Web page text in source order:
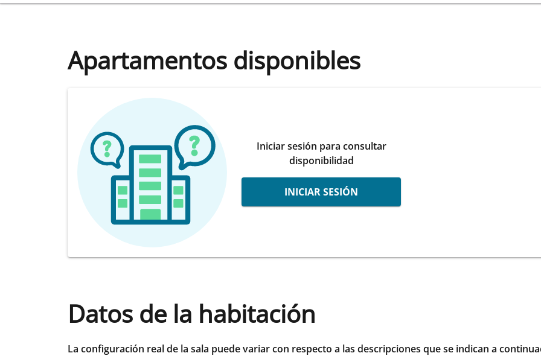
Apartamentos disponibles
Iniciar sesión para consultar
disponibilidad
INICIAR SESIÓN
Datos de la habitación
La configuración real de la sala puede variar con respecto a las descripciones que se indican a